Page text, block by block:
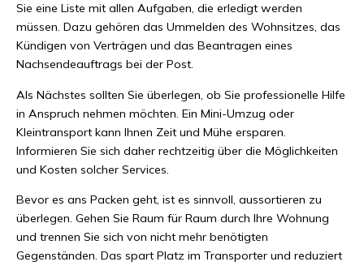
Sie eine Liste mit allen Aufgaben, die erledigt werden
müssen. Dazu gehören das Ummelden des Wohnsitzes, das
Kündigen von Verträgen und das Beantragen eines
Nachsendeauftrags bei der Post.
Als Nächstes sollten Sie überlegen, ob Sie professionelle Hilfe
in Anspruch nehmen möchten. Ein Mini-Umzug oder
Kleintransport kann Ihnen Zeit und Mühe ersparen.
Informieren Sie sich daher rechtzeitig über die Möglichkeiten
und Kosten solcher Services.
Bevor es ans Packen geht, ist es sinnvoll, aussortieren zu
überlegen. Gehen Sie Raum für Raum durch Ihre Wohnung
und trennen Sie sich von nicht mehr benötigten
Gegenständen. Das spart Platz im Transporter und reduziert